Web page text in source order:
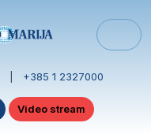
+385 1 2327000
Video stream